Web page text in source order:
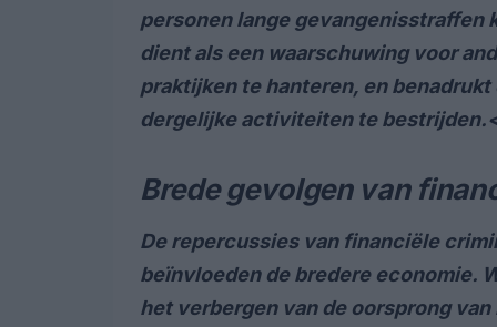
personen lange gevangenisstraffen
dient als een waarschuwing voor
praktijken te hanteren, en
dergelijke activiteiten te
Brede gevolgen van
De repercussies van financiële
beïnvloeden de bredere economie.
het verbergen van de oorsprong